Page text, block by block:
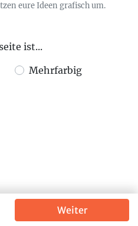
zu Weiter
eure Ideen grafisch um.
ist...
Mehrfarbig